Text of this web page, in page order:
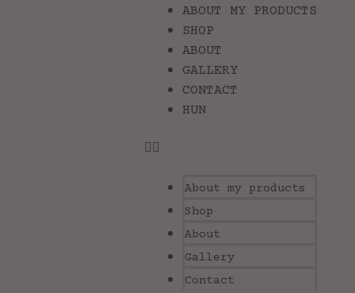
ABOUT MY PRODUCTS
SHOP
ABOUT
GALLERY
CONTACT
HUN
About my products
Shop
About
Gallery
Contact